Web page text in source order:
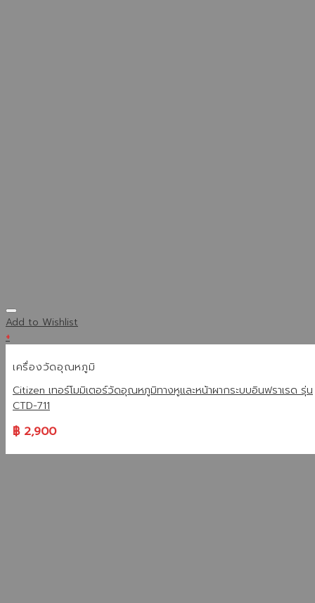
Add to Wishlist
+
เครื่องวัดอุณหภูมิ
Citizen เทอร์โมมิเตอร์วัดอุณหภูมิทางหูและหน้าผากระบบอินฟราเรด รุ่น
CTD-711
฿2,900